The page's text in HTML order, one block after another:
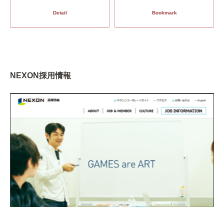
Detail Bookmark
NEXON採用情報